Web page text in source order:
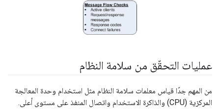
عمليات التحقّق من سلامة النظام
من المهم جدًا قياس معلمات سلامة النظام مثل استخدام وحدة المعالجة
المركزية (CPU) والذاكرة الاستخدام واتصال المنفذ على مستوى أعلى.